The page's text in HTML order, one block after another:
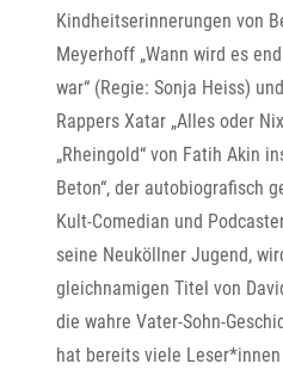
Kindheitserinnerungen von
Meyerhoff „Wann wird es
war“ (Regie: Sonja Heiss)
Rappers Xatar „Alles oder
„Rheingold“ von Fatih Akin
Beton“, der autobiografisch
Kult-Comedian und
seine Neuköllner Jugend,
gleichnamigen Titel von
die wahre Vater-Sohn-
hat bereits viele